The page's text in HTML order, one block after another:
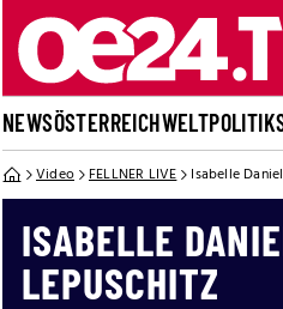
NEWSÖSTERREICHWELTPOLITIK
Video FELLNER LIVE Isabelle
ISABELLE
LEPUSCHITZ